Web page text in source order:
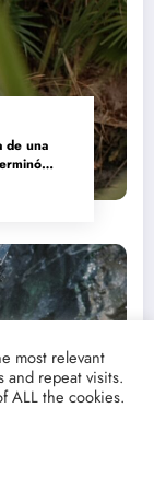
de una
most relevant
repeat visits.
ALL the cookies.